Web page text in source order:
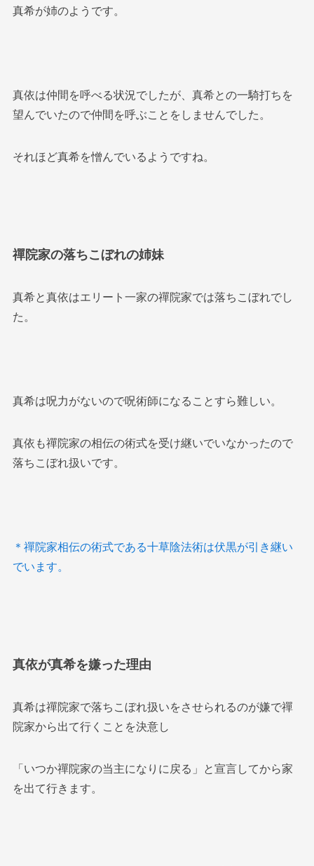
真希が姉のようです。
真依は仲間を呼べる状況でしたが、真希との一騎打ちを
望んでいたので仲間を呼ぶことをしませんでした。
それほど真希を憎んでいるようですね。
禪院家の落ちこぼれの姉妹
真希と真依はエリート一家の禪院家では落ちこぼれでし
た。
真希は呪力がないので呪術師になることすら難しい。
真依も禪院家の相伝の術式を受け継いでいなかったので
落ちこぼれ扱いです。
＊禪院家相伝の術式である十草陰法術は伏黒が引き継い
でいます。
真依が真希を嫌った理由
真希は禪院家で落ちこぼれ扱いをさせられるのが嫌で禪
院家から出て行くことを決意し
「いつか禪院家の当主になりに戻る」と宣言してから家
を出て行きます。